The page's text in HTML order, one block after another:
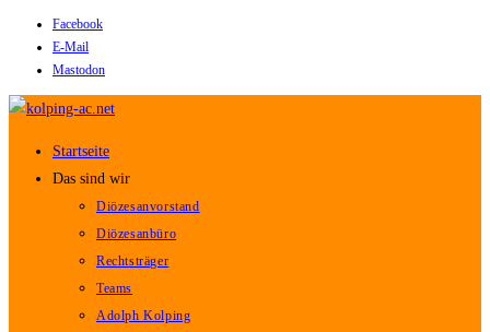
Inhalt
springen
Facebook
E-Mail
Mastodon
Startseite
Das sind wir
Diözesanvorstand
Diözesanbüro
Rechtsträger
Teams
Adolph Kolping